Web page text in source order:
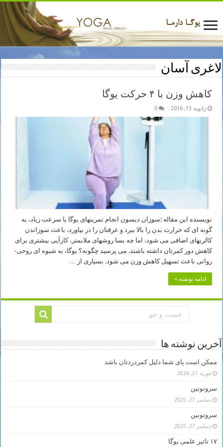
لاغری آسان
کاهش وزن با ۴ حرکت یوگا
ژانویه 13, 2016 0
نویسنده این مقاله :سوزان دیسون انجام تمرینهای یوگا با سرعت زیاد، به
گونه ای که حرارت بدن را بالا ببرد و عرقتان را در بیاورد، باعث سوزاندن
کالریهای اضافی می شود، اما چه بسا روشهای ملایمتر، کارآیی بیشتری برای
کاهش دور کمرتان داشته باشند. می پرسید چگونه؟ یوگا، به شیوه ای روحی-
روانی باعث تسهیل کاهش وزن می شود. بسیاری از …
ادامه نوشته »
آخرین نوشته ها
ممکن است پای شما دلیل کمردردتان باشد
فوریه 21, 2026
سروتونین
دسامبر 27, 2025
سروتونین
دسامبر 27, 2025
۱۷ تاثیر علمی یوگا